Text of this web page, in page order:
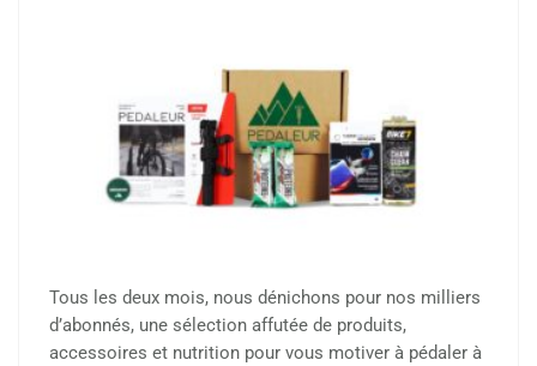
Tous les deux mois, nous dénichons pour nos milliers
d’abonnés, une sélection affutée de produits,
accessoires et nutrition pour vous motiver à pédaler à